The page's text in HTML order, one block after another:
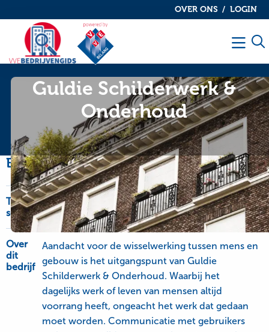
OVER ONS LOGIN
De
VvE
bedrijvengidsbedrijvengids
Guldie Schilderwerk &
Onderhoud
Bedrijfsinformatie
Type
service
OnderhoudNL Garantie, schilderwerk-glaswerk
en onderhoudswerk
Over
dit
bedrijf
Aandacht voor de wisselwerking tussen mens en
gebouw is het uitgangspunt van Guldie
Schilderwerk & Onderhoud. Waarbij het
dagelijks werk of leven van mensen altijd
voorrang heeft, ongeacht het werk dat gedaan
moet worden. Communicatie met gebruikers